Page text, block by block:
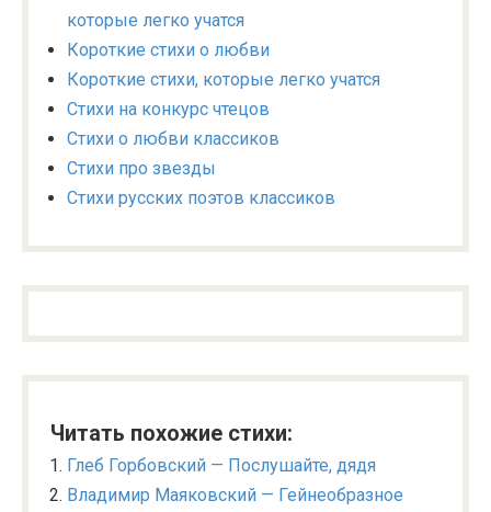
которые легко учатся
Короткие стихи о любви
Короткие стихи, которые легко учатся
Стихи на конкурс чтецов
Стихи о любви классиков
Стихи про звезды
Стихи русских поэтов классиков
Читать похожие стихи:
Глеб Горбовский — Послушайте, дядя
Владимир Маяковский — Гейнеобразное